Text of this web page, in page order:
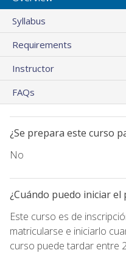
Syllabus
Requirements
Instructor
FAQs
¿Se prepara este curso
No
¿Cuándo puedo iniciar el
Este curso es de
matricularse e iniciarlo
curso puede tardar entre